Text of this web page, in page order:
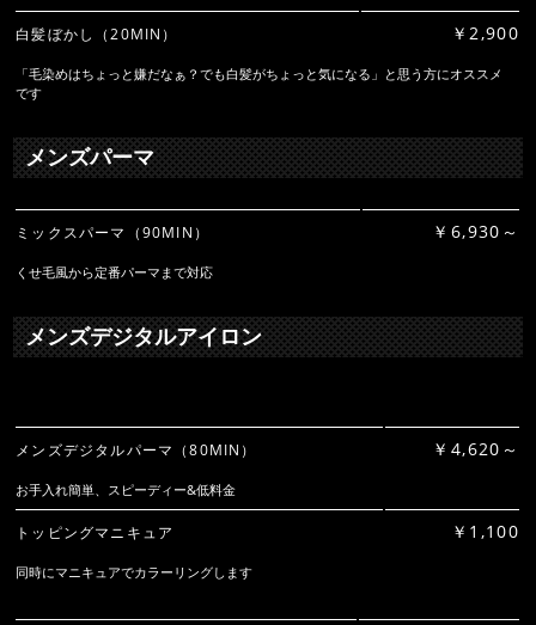
白髪ぼかし（20MIN） ￥2,900
「毛染めはちょっと嫌だなぁ？でも白髪がちょっと気になる」と思う方にオススメ
です
メンズパーマ
ミックスパーマ（90MIN） ￥6,930～
くせ毛風から定番パーマまで対応
メンズデジタルアイロン
メンズデジタルパーマ（80MIN） ￥4,620～
お手入れ簡単、スピーディー&低料金
トッピングマニキュア ￥1,100
同時にマニキュアでカラーリングします